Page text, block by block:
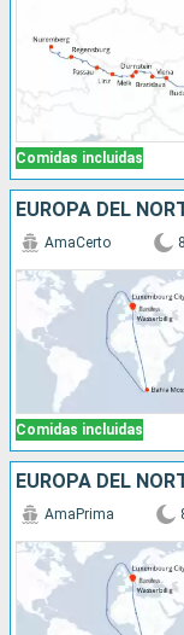
Comidas incluidas
Comidas incluidas
AmaCerto
AmaPrima